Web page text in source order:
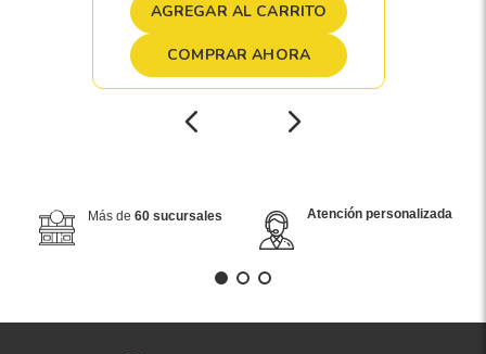
AGREGAR AL CARRITO
COMPRAR AHORA
Más de 60 sucursales Atención personalizada